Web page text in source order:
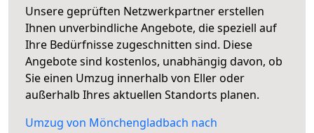
Unsere geprüften Netzwerkpartner erstellen
Ihnen unverbindliche Angebote, die speziell auf
Ihre Bedürfnisse zugeschnitten sind. Diese
Angebote sind kostenlos, unabhängig davon, ob
Sie einen Umzug innerhalb von Eller oder
außerhalb Ihres aktuellen Standorts planen.
Umzug von Mönchengladbach nach